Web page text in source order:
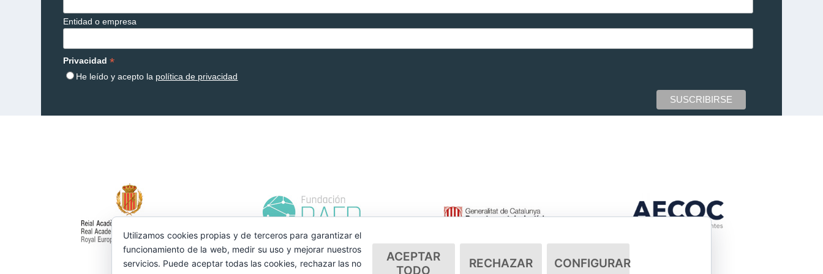
Entidad o empresa
Privacidad*
He leído y acepto la política de privacidad
Utilizamos cookies propias y de terceros para garantizar el
funcionamiento de la web, medir su uso y mejorar nuestros
servicios. Puede aceptar todas las cookies, rechazar las no
ACEPTAR
TODO
RECHAZAR CONFIGURAR